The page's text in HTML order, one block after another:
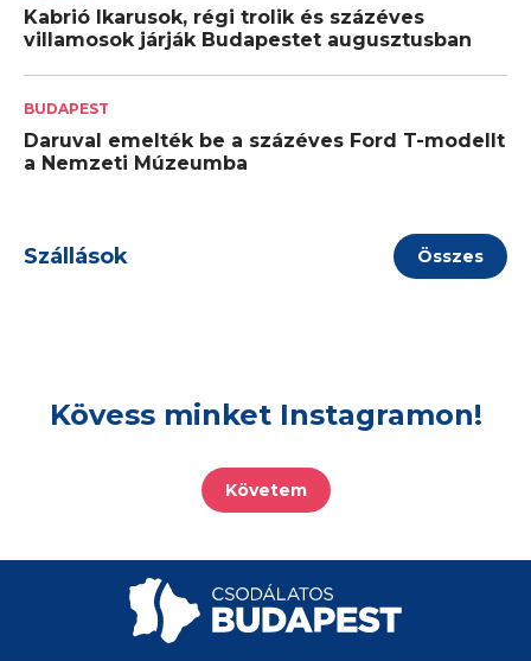
Kabrió Ikarusok, régi trolik és százéves
villamosok járják Budapestet augusztusban
BUDAPEST
Daruval emelték be a százéves Ford T-modellt
a Nemzeti Múzeumba
Szállások Összes
Kövess minket Instagramon!
Követem